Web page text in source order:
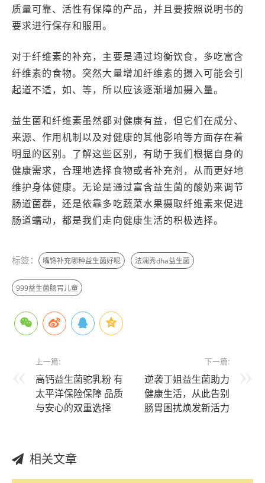
质量可靠、活性有保障的产品，并且要按照说明书的
要求进行保存和服用。
对于纤维素的补充，主要是通过均衡饮食，多吃富含
纤维素的食物。突然大量增加纤维素的摄入可能会引
起道不适，如、等，所以应该逐渐增加摄入量。
益生菌和纤维素虽然都对健康有益，但它们在成分、
来源、作用机制以及对健康的其他影响等方面存在着
明显的区别。了解这些区别，有助于我们根据自身的
健康需求，合理地选择食物或者补充剂，从而更好地
维护身体健康。无论是通过富含益生菌的酸奶来调节
肠道菌群，还是依靠多吃蔬菜水果摄取纤维素来促进
肠道蠕动，都是我们走向健康生活的积极选择。
标签： 嘴馋补充哪种益生菌好呢 法澜秀dha益生菌
999益生菌肠胃儿童
上一篇:
高钙益生菌驼乳粉 有
太平洋保险保障 品质
与安心的双重选择
下一篇:
逆袭丁姐益生菌助力
健康生活，从此告别
肠胃困扰焕发新活力
相关文章